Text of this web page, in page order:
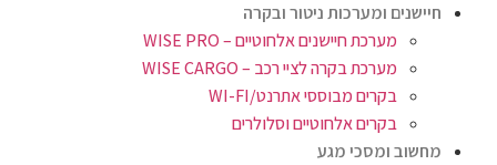
חיישנים ומערכות ניטור ובקרה
מערכת חיישנים אלחוטיים – WISE PRO
מערכת בקרה לציי רכב – WISE CARGO
בקרים מבוססי אתרנט/WI-FI
בקרים אלחוטיים וסלולרים
מחשוב ומסכי מגע